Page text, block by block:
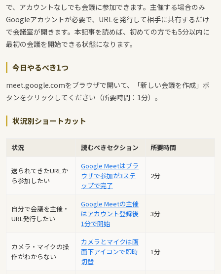
で、アカウントなしでも会議に参加できます。主催する場合のみ
Googleアカウントが必要で、URLを発行して相手に共有するだけ
で会議室が開きます。本記事を読めば、初めての方でも5分以内に
最初の会議を開始できる状態になります。
今日やるべき1つ
meet.google.comをブラウザで開いて、「新しい会議を作成」ボ
タンをクリックしてください（所要時間：1分）。
状況別ショートカット
状況 読むべきセクション 所要時間
送られてきたURLか
ら参加したい
Google Meetはブラ
ウザで参加が3ステ
ップで完了
2分
自分で会議を主催・
URL発行したい
Google Meetの主催
はアカウント登録後
1分で開始
3分
カメラ・マイクの操
作がわからない
カメラとマイクは画
面下アイコンで即時
切替
1分